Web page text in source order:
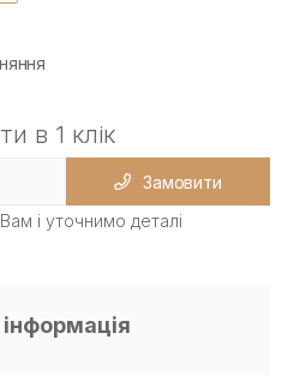
в 1 клік
Замовити
і уточнимо деталі